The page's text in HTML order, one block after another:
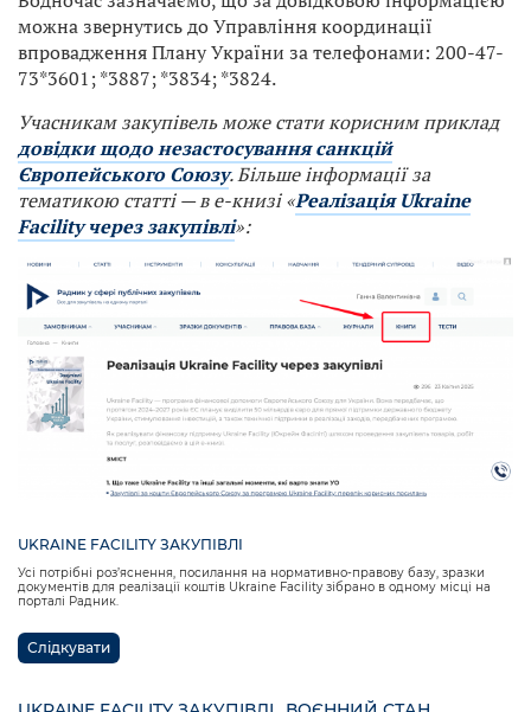
можна звернутись до Управління координації
впровадження Плану України за телефонами: 200-47-
73*3601; *3887; *3834; *3824.
Учасникам закупівель може стати корисним приклад
довідки щодо незастосування санкцій
Європейського Союзу. Більше інформації за
тематикою статті — в е-книзі «Реалізація Ukraine
Facility через закупівлі»:
UKRAINE FACILITY ЗАКУПІВЛІ
Усі потрібні роз’яснення, посилання на нормативно-правову базу, зразки
документів для реалізації коштів Ukraine Facility зібрано в одному місці на
порталі Радник.
Слідкувати